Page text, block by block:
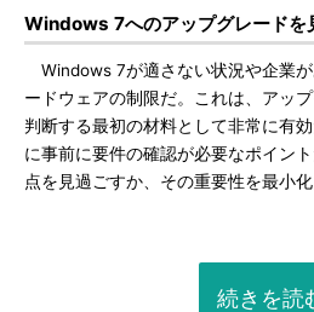
Windows 7へのアップグレードを
Windows 7が適さない状況や企業
ードウェアの制限だ。これは、アッ
判断する最初の材料として非常に有
に事前に要件の確認が必要なポイン
点を見過ごすか、その重要性を最小化
続きを読